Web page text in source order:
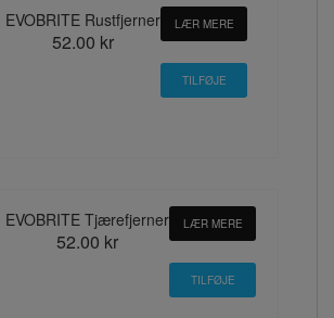
EVOBRITE Rustfjerner
52.00 kr
LÆR MERE
EVOBRITE Tjærefjerner
52.00 kr
LÆR MERE